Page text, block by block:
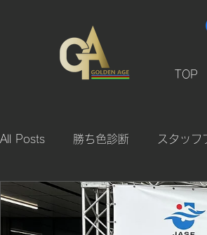
TOP
All Posts 勝ち色診断 スタッフ